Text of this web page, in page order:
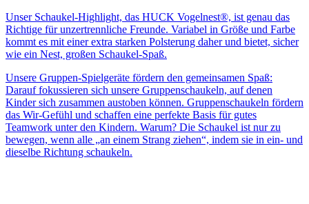
Unser Schaukel-Highlight, das HUCK Vogelnest®, ist genau das
Richtige für unzertrennliche Freunde. Variabel in Größe und Farbe
kommt es mit einer extra starken Polsterung daher und bietet, sicher
wie ein Nest, großen Schaukel-Spaß.
Unsere Gruppen-Spielgeräte fördern den gemeinsamen Spaß:
Darauf fokussieren sich unsere Gruppenschaukeln, auf denen
Kinder sich zusammen austoben können. Gruppenschaukeln fördern
das Wir-Gefühl und schaffen eine perfekte Basis für gutes
Teamwork unter den Kindern. Warum? Die Schaukel ist nur zu
bewegen, wenn alle „an einem Strang ziehen“, indem sie in ein- und
dieselbe Richtung schaukeln.